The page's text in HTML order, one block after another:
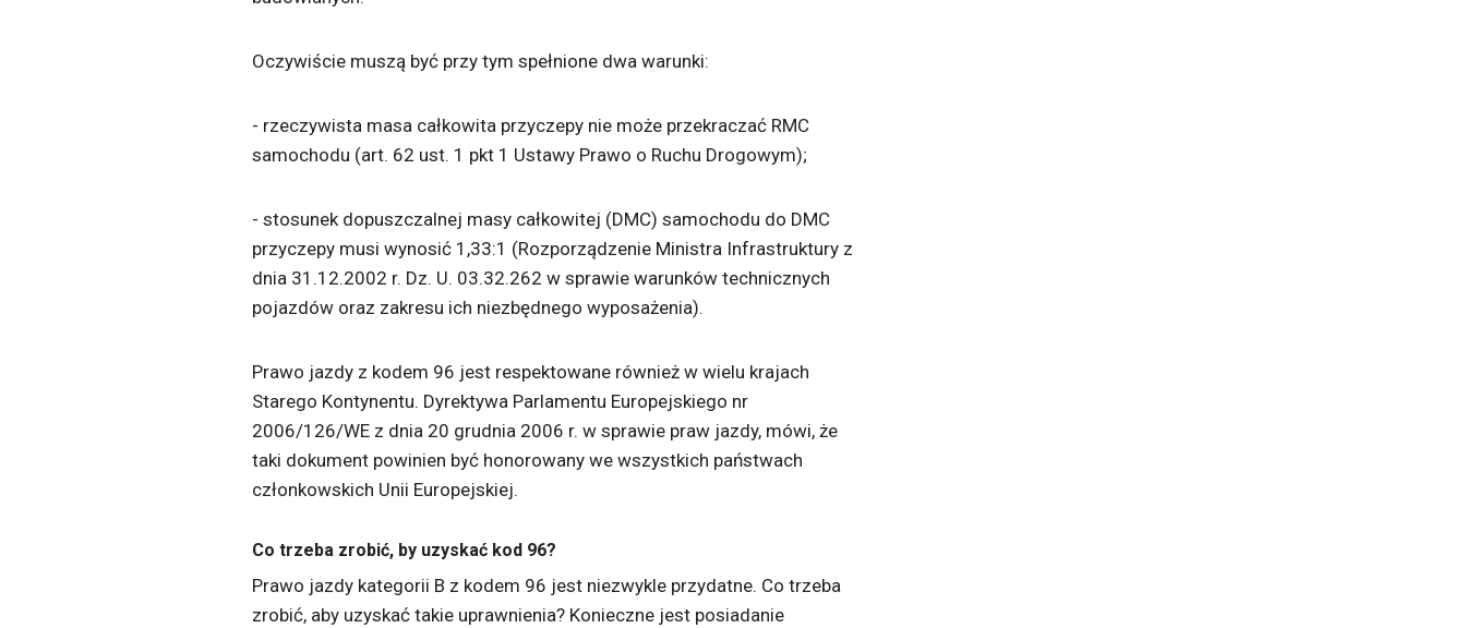
Oczywiście muszą być przy tym spełnione dwa warunki:
- rzeczywista masa całkowita przyczepy nie może przekraczać RMC
samochodu (art. 62 ust. 1 pkt 1 Ustawy Prawo o Ruchu Drogowym);
- stosunek dopuszczalnej masy całkowitej (DMC) samochodu do DMC
przyczepy musi wynosić 1,33:1 (Rozporządzenie Ministra Infrastruktury z
dnia 31.12.2002 r. Dz. U. 03.32.262 w sprawie warunków technicznych
pojazdów oraz zakresu ich niezbędnego wyposażenia).
Prawo jazdy z kodem 96 jest respektowane również w wielu krajach
Starego Kontynentu. Dyrektywa Parlamentu Europejskiego nr
2006/126/WE z dnia 20 grudnia 2006 r. w sprawie praw jazdy, mówi, że
taki dokument powinien być honorowany we wszystkich państwach
członkowskich Unii Europejskiej.
Co trzeba zrobić, by uzyskać kod 96?
Prawo jazdy kategorii B z kodem 96 jest niezwykle przydatne. Co trzeba
zrobić, aby uzyskać takie uprawnienia? Konieczne jest posiadanie